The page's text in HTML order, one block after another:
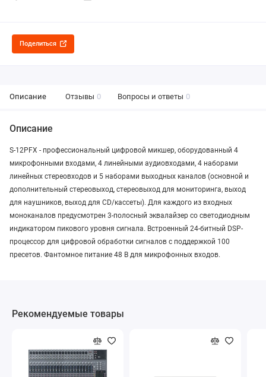
Поделиться
Описание Отзывы 0 Вопросы и ответы 0
Описание
S-12PFX - профессиональный цифровой микшер, оборудованный 4
микрофонными входами, 4 линейными аудиовходами, 4 наборами
линейных стереовходов и 5 наборами выходных каналов (основной и
дополнительный стереовыход, стереовыход для мониторинга, выход
для наушников, выход для CD/кассеты). Для каждого из входных
моноканалов предусмотрен 3-полосный эквалайзер со светодиодным
индикатором пикового уровня сигнала. Встроенный 24-битный DSP-
процессор для цифровой обработки сигналов с поддержкой 100
пресетов. Фантомное питание 48 В для микрофонных входов.
Рекомендуемые товары